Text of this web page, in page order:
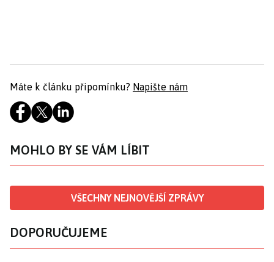
Máte k článku připomínku? Napište nám
MOHLO BY SE VÁM LÍBIT
VŠECHNY NEJNOVĚJŠÍ ZPRÁVY
DOPORUČUJEME